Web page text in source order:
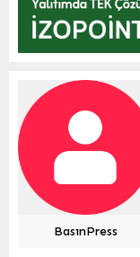
BasınPress